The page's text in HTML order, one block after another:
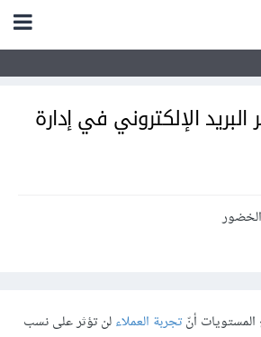
الإلكتروني في إدارة
أنّتجربة العملاءلن تؤثر على نسب